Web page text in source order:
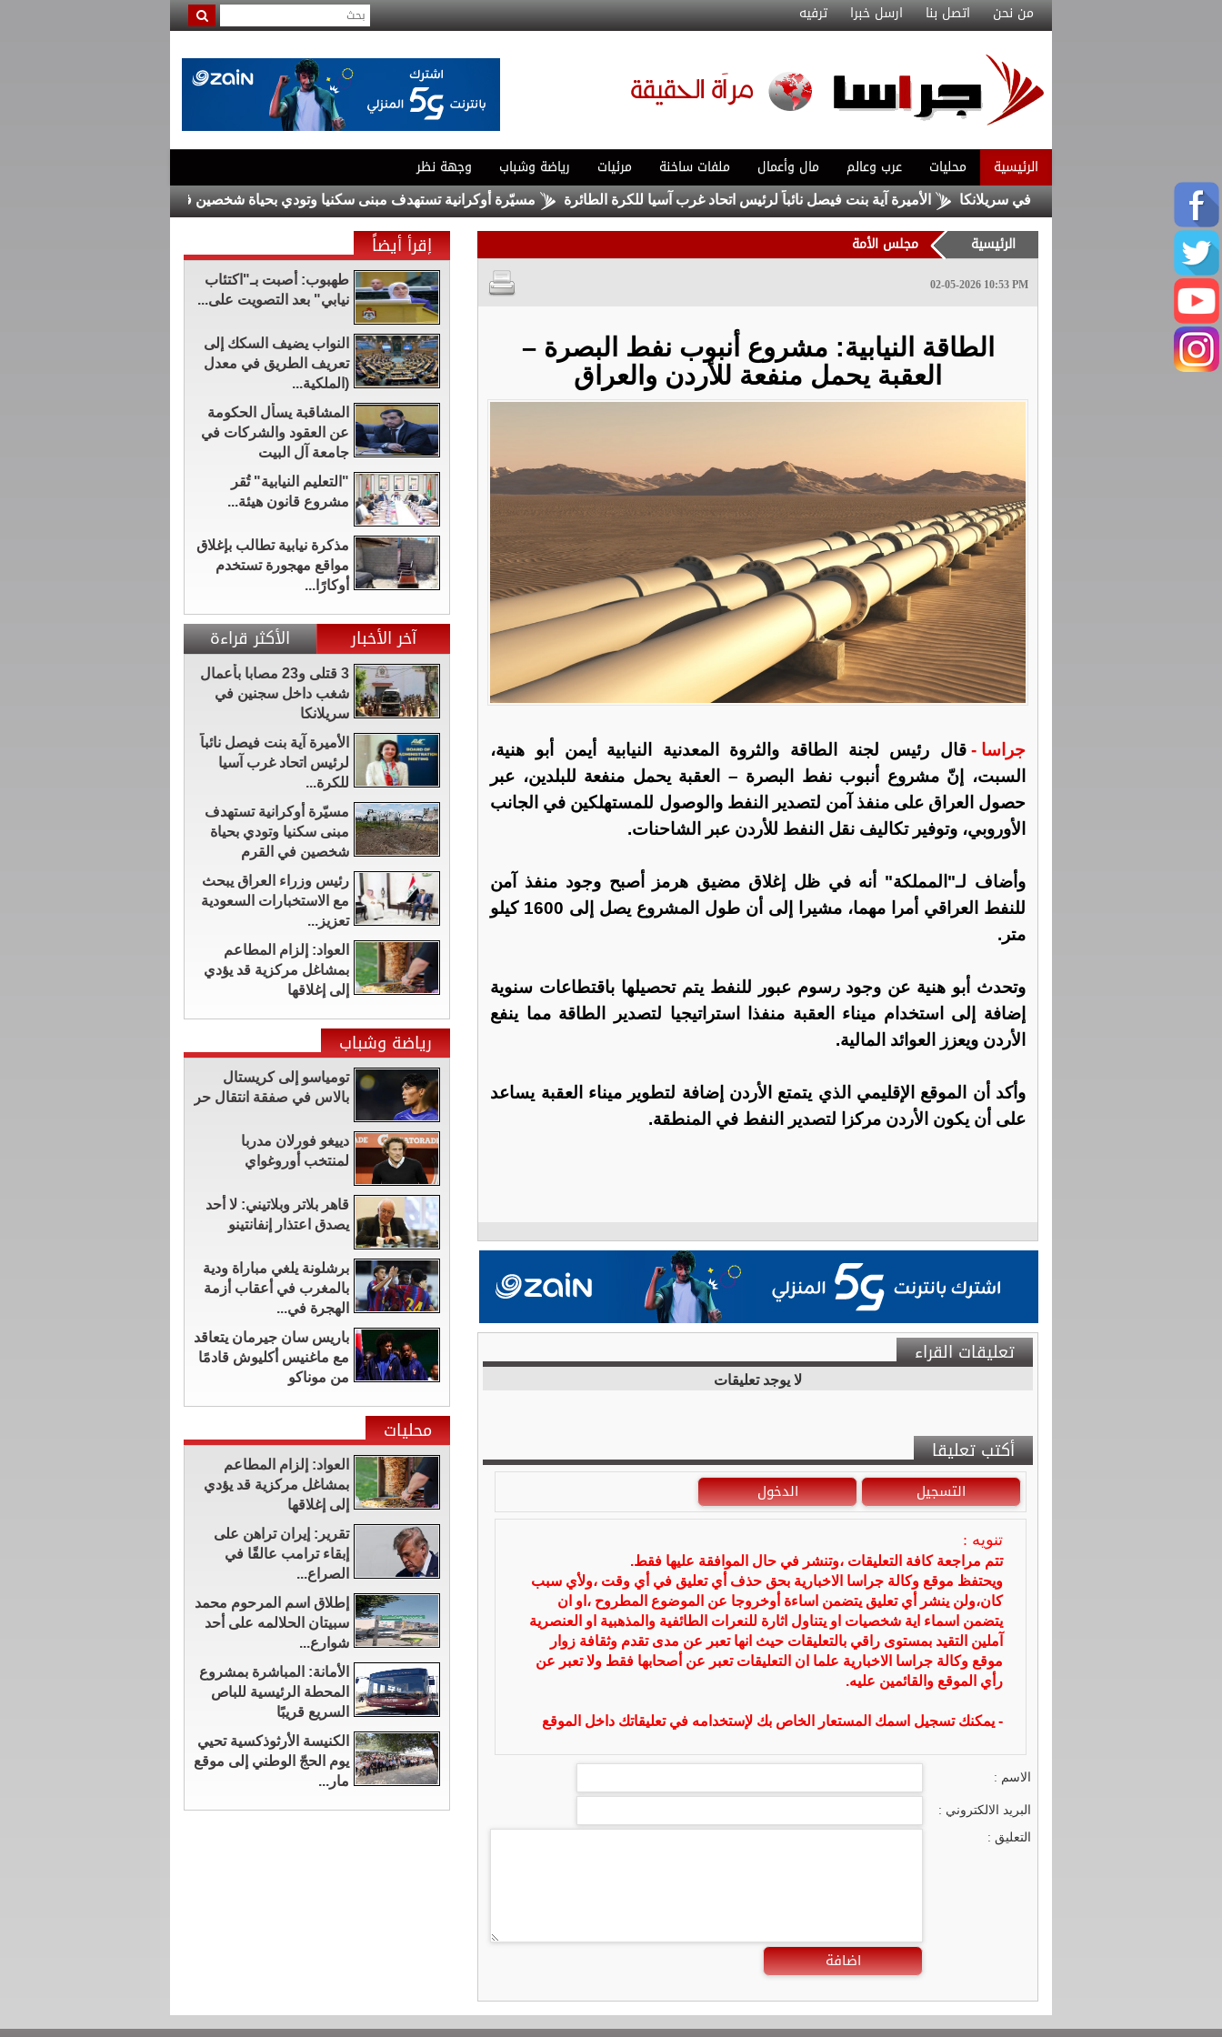
من نحن اتصل بنا ارسل خبرا ترفيه
الرئيسية محليات عرب وعالم مال وأعمال ملفات ساخنة مرئيات رياضة وشباب وجهة نظر
الأميرة آية بنت فيصل نائباً لرئيس اتحاد غرب آسيا للكرة الطائرة مسيّرة أوكرانية تستهدف مبنى سكنيا وتودي بحياة شخصين في القرم
الرئيسية مجلس الأمة
02-05-2026 10:53 PM
الطاقة النيابية: مشروع أنبوب نفط البصرة –
العقبة يحمل منفعة للأردن والعراق
جراسا - قال رئيس لجنة الطاقة والثروة المعدنية النيابية أيمن أبو هنية،
السبت، إنّ مشروع أنبوب نفط البصرة – العقبة يحمل منفعة للبلدين، عبر
حصول العراق على منفذ آمن لتصدير النفط والوصول للمستهلكين في الجانب
الأوروبي، وتوفير تكاليف نقل النفط للأردن عبر الشاحنات.
وأضاف لـ"المملكة" أنه في ظل إغلاق مضيق هرمز أصبح وجود منفذ آمن
للنفط العراقي أمرا مهما، مشيرا إلى أن طول المشروع يصل إلى 1600 كيلو
متر.
وتحدث أبو هنية عن وجود رسوم عبور للنفط يتم تحصيلها باقتطاعات سنوية
إضافة إلى استخدام ميناء العقبة منفذا استراتيجيا لتصدير الطاقة مما ينفع
الأردن ويعزز العوائد المالية.
وأكد أن الموقع الإقليمي الذي يتمتع الأردن إضافة لتطوير ميناء العقبة يساعد
على أن يكون الأردن مركزا لتصدير النفط في المنطقة.
تعليقات القراء
لا يوجد تعليقات
أكتب تعليقا
التسجيل الدخول
تنويه :
تتم مراجعة كافة التعليقات ،وتنشر في حال الموافقة عليها فقط.
ويحتفظ موقع وكالة جراسا الاخبارية بحق حذف أي تعليق في أي وقت ،ولأي سبب
كان،ولن ينشر أي تعليق يتضمن اساءة أوخروجا عن الموضوع المطروح ،او ان
يتضمن اسماء اية شخصيات او يتناول اثارة للنعرات الطائفية والمذهبية او العنصرية
آملين التقيد بمستوى راقي بالتعليقات حيث انها تعبر عن مدى تقدم وثقافة زوار
موقع وكالة جراسا الاخبارية علما ان التعليقات تعبر عن أصحابها فقط ولا تعبر عن
رأي الموقع والقائمين عليه.
- يمكنك تسجيل اسمك المستعار الخاص بك لإستخدامه في تعليقاتك داخل الموقع
الاسم :
البريد الالكتروني :
التعليق :
اضافة
إقرأ أيضاً
طهبوب: أُصبت بـ"اكتئاب
نيابي" بعد التصويت على...
النواب يضيف السكك إلى
تعريف الطريق في معدل
(الملكية...
المشاقبة يسأل الحكومة
عن العقود والشركات في
جامعة آل البيت
"التعليم النيابية" تُقر
مشروع قانون هيئة...
مذكرة نيابية تطالب بإغلاق
مواقع مهجورة تستخدم
أوكارًا...
آخر الأخبار الأكثر قراءة
3 قتلى و23 مصابا بأعمال
شغب داخل سجنين في
سريلانكا
الأميرة آية بنت فيصل نائباً
لرئيس اتحاد غرب آسيا
للكرة...
مسيّرة أوكرانية تستهدف
مبنى سكنيا وتودي بحياة
شخصين في القرم
رئيس وزراء العراق يبحث
مع الاستخبارات السعودية
تعزيز...
العواد: إلزام المطاعم
بمشاغل مركزية قد يؤدي
إلى إغلاقها
رياضة وشباب
تومياسو إلى كريستال
بالاس في صفقة انتقال حر
دييغو فورلان مدربا
لمنتخب أوروغواي
قاهر بلاتر وبلاتيني: لا أحد
يصدق اعتذار إنفانتينو
برشلونة يلغي مباراة ودية
بالمغرب في أعقاب أزمة
الهجرة في...
باريس سان جيرمان يتعاقد
مع ماغنيس أكليوش قادمًا
من موناكو
محليات
العواد: إلزام المطاعم
بمشاغل مركزية قد يؤدي
إلى إغلاقها
تقرير: إيران تراهن على
إبقاء ترامب عالقًا في
الصراع...
إطلاق اسم المرحوم محمد
سبيتان الحلالمه على أحد
شوارع...
الأمانة: المباشرة بمشروع
المحطة الرئيسية للباص
السريع قريبًا
الكنيسة الأرثوذكسية تحيي
يوم الحجّ الوطني إلى موقع
مار...